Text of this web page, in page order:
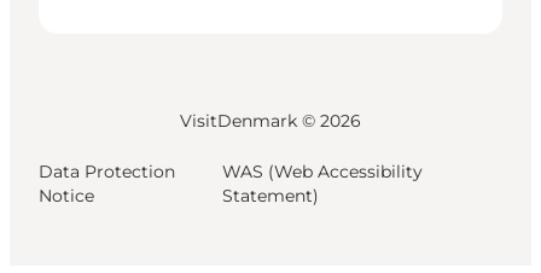
VisitDenmark © 2026
Data Protection
Notice
WAS (Web Accessibility
Statement)